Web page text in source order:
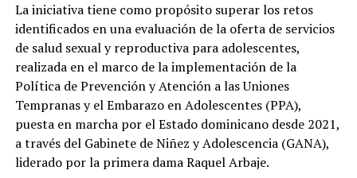
La iniciativa tiene como propósito superar los retos
identificados en una evaluación de la oferta de servicios
de salud sexual y reproductiva para adolescentes,
realizada en el marco de la implementación de la
Política de Prevención y Atención a las Uniones
Tempranas y el Embarazo en Adolescentes (PPA),
puesta en marcha por el Estado dominicano desde 2021,
a través del Gabinete de Niñez y Adolescencia (GANA),
liderado por la primera dama Raquel Arbaje.